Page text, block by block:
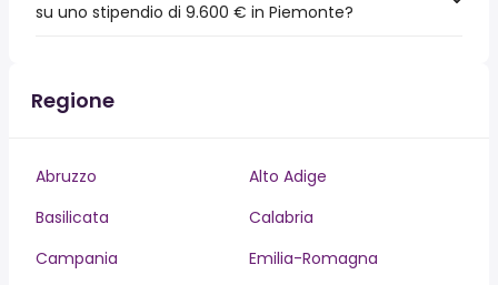
su uno stipendio di 9.600 € in Piemonte?
Regione
Abruzzo
Alto Adige
Basilicata
Calabria
Campania
Emilia-Romagna